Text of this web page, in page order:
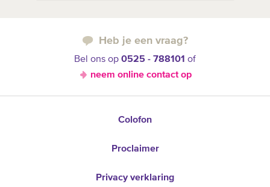
Heb je een vraag?
Bel ons op 0525 - 788101 of
neem online contact op
Colofon
Proclaimer
Privacy verklaring